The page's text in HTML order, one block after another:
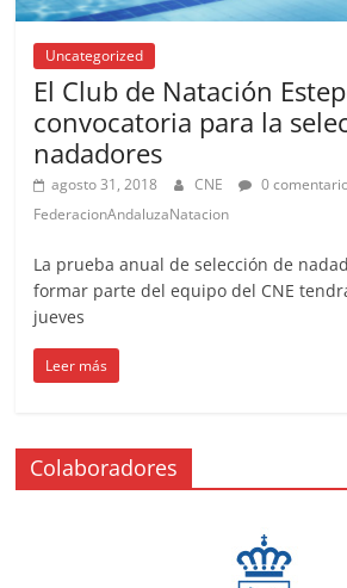
Uncategorized
El Club de Natación
convocatoria para la
nadadores
agosto 31, 2018 CNE
0
FederacionAndaluzaNatacion
La prueba anual de selección de
formar parte del equipo del CNE
jueves
Leer más
Colaboradores